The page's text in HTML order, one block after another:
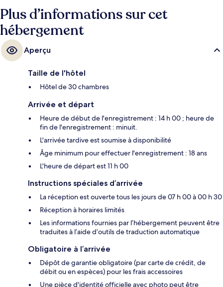
Plus d’informations sur cet
hébergement
Aperçu
Taille de l'hôtel
Hôtel de 30 chambres
Arrivée et départ
Heure de début de l'enregistrement : 14 h 00 ; heure de
fin de l'enregistrement : minuit.
L'arrivée tardive est soumise à disponibilité
Âge minimum pour effectuer l'enregistrement : 18 ans
L'heure de départ est 11 h 00
Instructions spéciales d’arrivée
La réception est ouverte tous les jours de 07 h 00 à 00 h 30
Réception à horaires limités
Les informations fournies par l’hébergement peuvent être
traduites à l’aide d’outils de traduction automatique
Obligatoire à l’arrivée
Dépôt de garantie obligatoire (par carte de crédit, de
débit ou en espèces) pour les frais accessoires
Une pièce d'identité officielle avec photo peut être